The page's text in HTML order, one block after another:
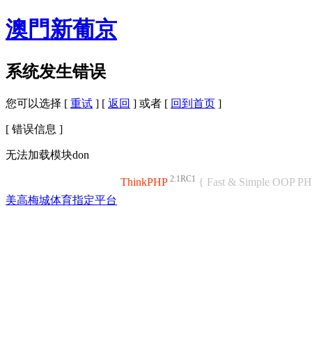
澳門新葡京
系统发生错误
您可以选择 [ 重试 ] [ 返回 ] 或者 [ 回到首页 ]
[ 错误信息 ]
无法加载模块don
ThinkPHP 2.1RC1 { Fast & Simple OOP
美高梅城体育指定平台